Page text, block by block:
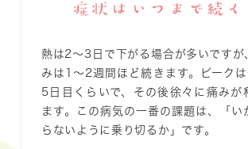
症状はいつまで続く
熱は2〜3日で下がる場合が多いですが
みは
1〜2週間 ほど続きます。ピーク
5日目くらいで、その後徐々に痛みが
ます。この病気の一番の課題は、「い
らないように乗り切るか」です。